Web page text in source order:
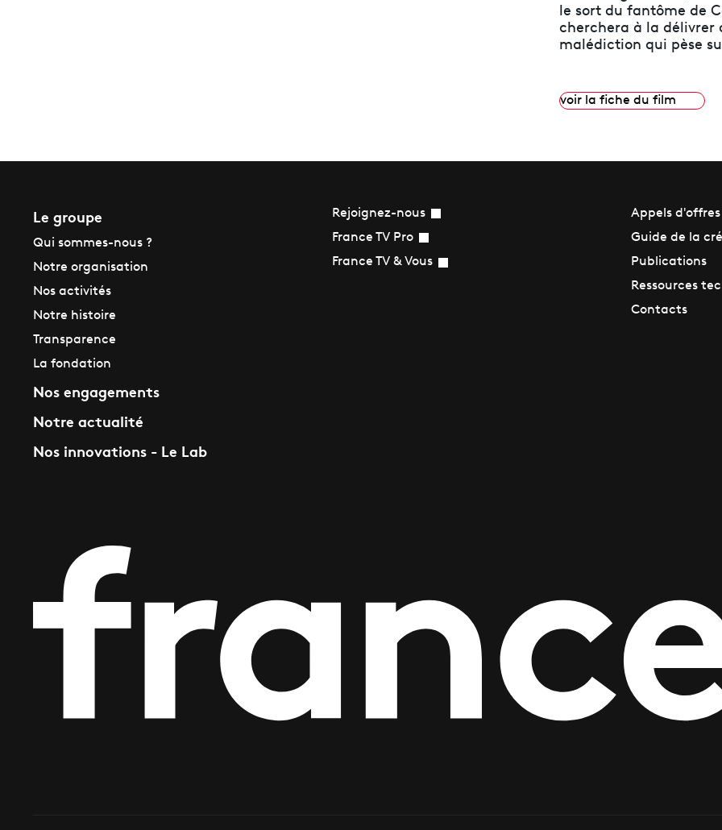
le sort du fantôme de
cherchera à la délivrer
malédiction qui pèse
voir la fiche du film
Le groupe
Qui sommes-nous ?
Notre organisation
Nos activités
Notre histoire
Transparence
La fondation
Nos engagements
Notre actualité
Nos innovations - Le Lab
Rejoignez-nous
France TV Pro
France TV & Vous
Appels d'offres
Guide de la
Publications
Ressources
Contacts